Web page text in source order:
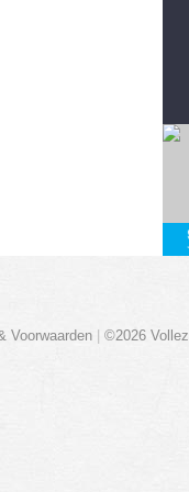
Voorwaarden| ©2026